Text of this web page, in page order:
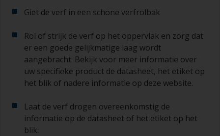
Als u primers aanbrengt met antifouling
dat de tijd tussen het einde van het aanbrengen
van de epoxy primer en de eerste laag
antifouling niet langer is dan vermeld op de
datasheet of het etiket. Dit is met name van
belang bij primers op basis van epoxyhars. Als u
dit tijdsinterval mist, moet u de primer schuren
zorgen dat u de overschildertijd niet opnieuw
overschrijdt.
Giet de verf in een schone verfrolbak
Rol of strijk de verf op het oppervlak en zorg dat
er een goede gelijkmatige laag wordt
aangebracht. Bekijk voor meer informatie over
uw specifieke product de datasheet, het etiket op
het blik of nadere informatie op deze website.
Laat de verf drogen overeenkomstig de
informatie op de datasheet of het etiket op het
blik.